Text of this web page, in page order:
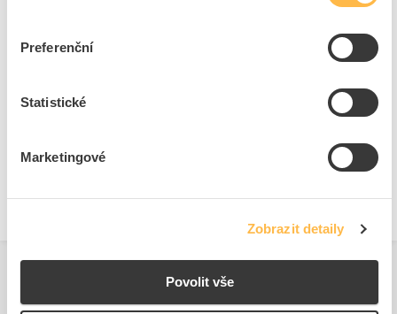
Preferenční
Statistické
Marketingové
Zobrazit detaily
Povolit vše